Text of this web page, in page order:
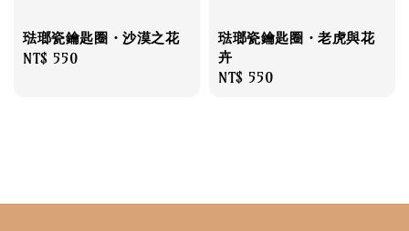
琺瑯瓷鑰匙圈・沙漠之花
Regular
NT$ 550
琺瑯瓷鑰匙圈・老虎與花
卉
Regular
NT$ 550